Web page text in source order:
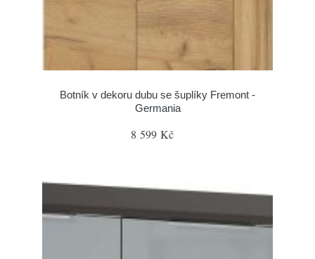
Botník v dekoru dubu se šuplíky Fremont -
Germania
8 599 Kč